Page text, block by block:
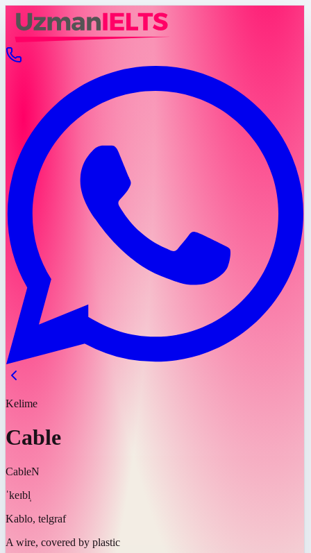
Kelime
Cable
CableN
ˈkeɪbl̩
Kablo, telgraf
A wire, covered by plastic